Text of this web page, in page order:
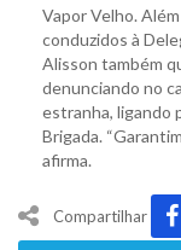
Vapor Velho.
conduzidos à
Alisson também
denunciando no
estranha, ligando
Brigada.
afirma.
Compartilhar